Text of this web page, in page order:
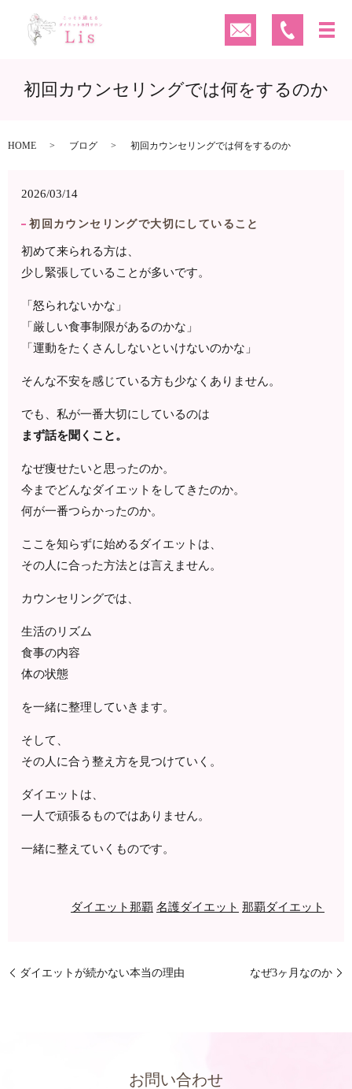
初回カウンセリングでは何をするのか
HOME ブログ 初回カウンセリングでは何をするのか
2026/03/14
初回カウンセリングで大切にしていること
初めて来られる方は、
少し緊張していることが多いです。
「怒られないかな」
「厳しい食事制限があるのかな」
「運動をたくさんしないといけないのかな」
そんな不安を感じている方も少なくありません。
でも、私が一番大切にしているのは
まず話を聞くこと。
なぜ痩せたいと思ったのか。
今までどんなダイエットをしてきたのか。
何が一番つらかったのか。
ここを知らずに始めるダイエットは、
その人に合った方法とは言えません。
カウンセリングでは、
生活のリズム
食事の内容
体の状態
を一緒に整理していきます。
そして、
その人に合う整え方を見つけていく。
ダイエットは、
一人で頑張るものではありません。
一緒に整えていくものです。
ダイエット那覇 名護ダイエット 那覇ダイエット
ダイエットが続かない本当の理由 なぜ3ヶ月なのか
お問い合わせ